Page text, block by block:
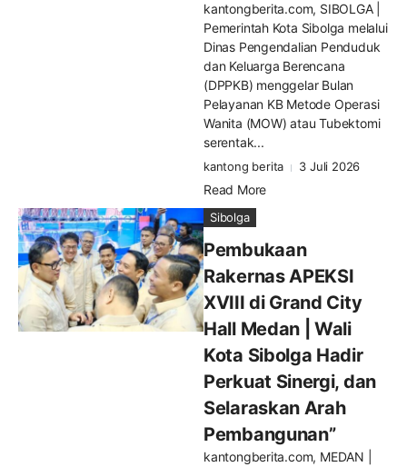
kantongberita.com, SIBOLGA |
Pemerintah Kota Sibolga melalui
Dinas Pengendalian Penduduk
dan Keluarga Berencana
(DPPKB) menggelar Bulan
Pelayanan KB Metode Operasi
Wanita (MOW) atau Tubektomi
serentak...
kantong berita 3 Juli 2026
Read More
Sibolga
Pembukaan
Rakernas APEKSI
XVIII di Grand City
Hall Medan | Wali
Kota Sibolga Hadir
Perkuat Sinergi, dan
Selaraskan Arah
Pembangunan”
kantongberita.com, MEDAN |